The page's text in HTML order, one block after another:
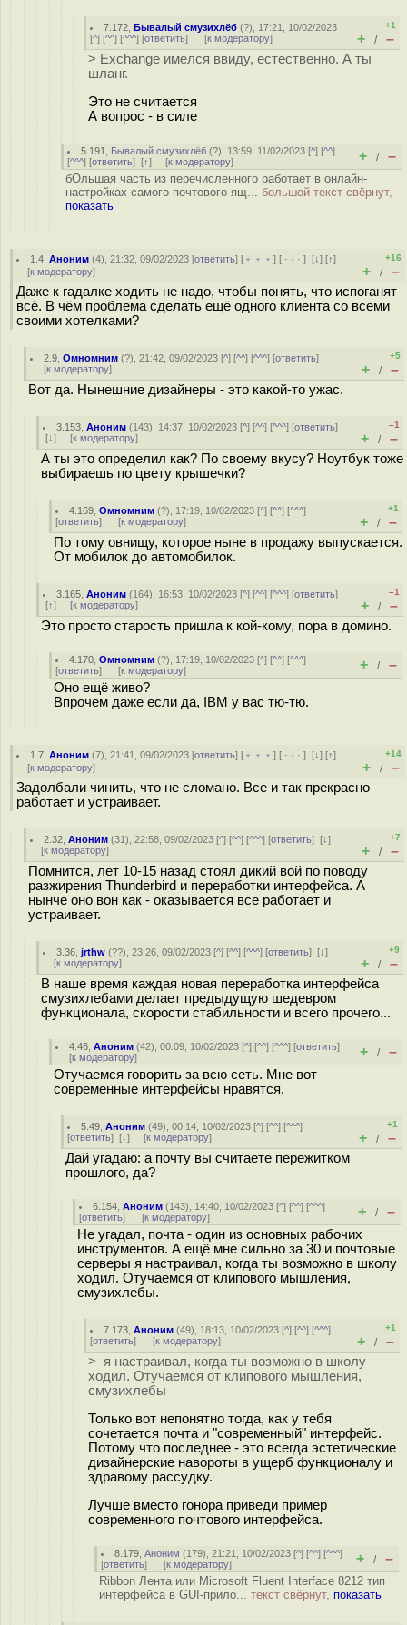
7.172 ,Бывалый смузихлёб (?), 17:21, 10/02/2023
[^] [^^] [^^^] [ответить] [к модератору]
+1
+ / –
> Exchange имелся ввиду, естественно. А ты
шланг.
Это не считается
А вопрос - в силе
5.191 Бывалый смузихлёб (?), 13:59, 11/02/2023 [^] [^^]
[^^^] [ответить] [↑] [к модератору] + / –
бОльшая часть из перечисленного работает в онлайн-
настройках самого почтового ящ... большой текст свёрнут,
показать
1.4 ,Аноним (4), 21:32, 09/02/2023 [ответить] [ ﹢﹢﹢] [ · · ·][↓] [↑]
[к модератору]
+16
+ / –
Даже к гадалке ходить не надо, чтобы понять, что испоганят
всё. В чём проблема сделать ещё одного клиента со всеми
своими хотелками?
2.9 ,Омномним (?), 21:42, 09/02/2023 [^] [^^] [^^^] [ответить]
[к модератору]
+5
+ / –
Вот да. Нынешние дизайнеры - это какой-то ужас.
3.153 ,Аноним (143), 14:37, 10/02/2023 [^] [^^] [^^^] [ответить]
[↓] [к модератору]
–1
+ / –
А ты это определил как? По своему вкусу? Ноутбук тоже
выбираешь по цвету крышечки?
4.169 ,Омномним (?), 17:19, 10/02/2023 [^] [^^] [^^^]
[ответить] [к модератору]
+1
+ / –
По тому овнищу, которое ныне в продажу выпускается.
От мобилок до автомобилок.
3.165 ,Аноним (164), 16:53, 10/02/2023 [^] [^^] [^^^] [ответить]
[↑] [к модератору]
–1
+ / –
Это просто старость пришла к кой-кому, пора в домино.
4.170 ,Омномним (?), 17:19, 10/02/2023 [^] [^^] [^^^]
[ответить] [к модератору] + / –
Оно ещё живо?
Впрочем даже если да, IBM у вас тю-тю.
1.7 ,Аноним (7), 21:41, 09/02/2023 [ответить] [ ﹢﹢﹢] [ · · ·][↓] [↑]
[к модератору]
+14
+ / –
Задолбали чинить, что не сломано. Все и так прекрасно
работает и устраивает.
2.32 ,Аноним (31), 22:58, 09/02/2023 [^] [^^] [^^^] [ответить][↓]
[к модератору]
+7
+ / –
Помнится, лет 10-15 назад стоял дикий вой по поводу
разжирения Thunderbird и переработки интерфейса. А
нынче оно вон как - оказывается все работает и
устраивает.
3.36 ,jrthw (??), 23:26, 09/02/2023 [^] [^^] [^^^] [ответить][↓]
[к модератору]
+9
+ / –
В наше время каждая новая переработка интерфейса
смузихлебами делает предыдущую шедевром
функционала, скорости стабильности и всего прочего...
4.46 ,Аноним (42), 00:09, 10/02/2023 [^] [^^] [^^^] [ответить]
[к модератору] + / –
Отучаемся говорить за всю сеть. Мне вот
современные интерфейсы нравятся.
5.49 ,Аноним (49), 00:14, 10/02/2023 [^] [^^] [^^^]
[ответить] [↓] [к модератору]
+1
+ / –
Дай угадаю: а почту вы считаете пережитком
прошлого, да?
6.154 ,Аноним (143), 14:40, 10/02/2023 [^] [^^] [^^^]
[ответить] [к модератору] + / –
Не угадал, почта - один из основных рабочих
инструментов. А ещё мне сильно за 30 и почтовые
серверы я настраивал, когда ты возможно в школу
ходил. Отучаемся от клипового мышления,
смузихлебы.
7.173 ,Аноним (49), 18:13, 10/02/2023 [^] [^^] [^^^]
[ответить] [к модератору]
+1
+ / –
> я настраивал, когда ты возможно в школу
ходил. Отучаемся от клипового мышления,
смузихлебы
Только вот непонятно тогда, как у тебя
сочетается почта и "современный" интерфейс.
Потому что последнее - это всегда эстетические
дизайнерские навороты в ущерб функционалу и
здравому рассудку.
Лучше вместо гонора приведи пример
современного почтового интерфейса.
8.179 ,Аноним (179), 21:21, 10/02/2023 [^] [^^] [^^^]
[ответить] [к модератору] + / –
Ribbon Лента или Microsoft Fluent Interface 8212 тип
интерфейса в GUI-прило... текст свёрнут, показать